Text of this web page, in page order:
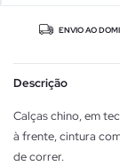
ENVIO AO
Descrição
Calças chino, em
à frente, cintura
de correr.